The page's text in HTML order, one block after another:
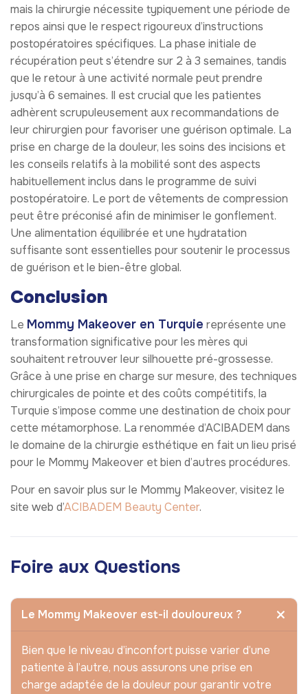
mais la chirurgie nécessite typiquement une période de
repos ainsi que le respect rigoureux d’instructions
postopératoires spécifiques. La phase initiale de
récupération peut s’étendre sur 2 à 3 semaines, tandis
que le retour à une activité normale peut prendre
jusqu’à 6 semaines. Il est crucial que les patientes
adhèrent scrupuleusement aux recommandations de
leur chirurgien pour favoriser une guérison optimale. La
prise en charge de la douleur, les soins des incisions et
les conseils relatifs à la mobilité sont des aspects
habituellement inclus dans le programme de suivi
postopératoire. Le port de vêtements de compression
peut être préconisé afin de minimiser le gonflement.
Une alimentation équilibrée et une hydratation
suffisante sont essentielles pour soutenir le processus
de guérison et le bien-être global.
Conclusion
Le Mommy Makeover en Turquie représente une
transformation significative pour les mères qui
souhaitent retrouver leur silhouette pré-grossesse.
Grâce à une prise en charge sur mesure, des techniques
chirurgicales de pointe et des coûts compétitifs, la
Turquie s’impose comme une destination de choix pour
cette métamorphose. La renommée d’ACIBADEM dans
le domaine de la chirurgie esthétique en fait un lieu prisé
pour le Mommy Makeover et bien d’autres procédures.
Pour en savoir plus sur le Mommy Makeover, visitez le
site web d’ACIBADEM Beauty Center.
Foire aux Questions
Le Mommy Makeover est-il douloureux ?
Bien que le niveau d’inconfort puisse varier d’une
patiente à l’autre, nous assurons une prise en
charge adaptée de la douleur pour garantir votre